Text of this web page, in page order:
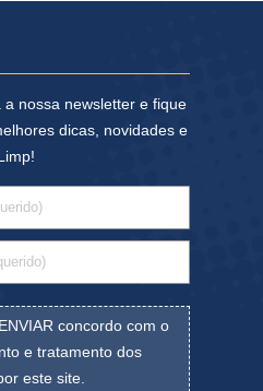
a nossa newsletter e fique
dicas, novidades e
concordo com o
e tratamento dos
este site.